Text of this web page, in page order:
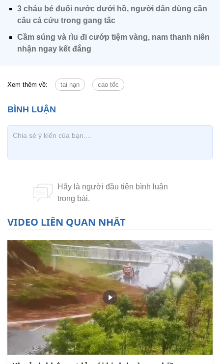
3 cháu bé đuối nước dưới hồ, người dân dùng cần
câu cá cứu trong gang tấc
Cầm súng và rìu đi cướp tiệm vàng, nam thanh niên
nhận ngay kết đắng
Xem thêm về: tai nạn cao tốc
VIDEO LIÊN QUAN NHẤT